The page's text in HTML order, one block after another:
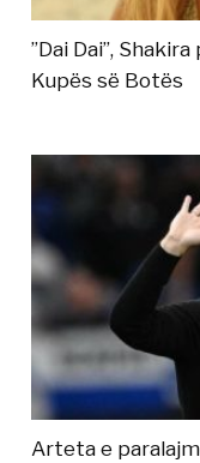
”Dai Dai”,
Kupës së Botës
Arteta e